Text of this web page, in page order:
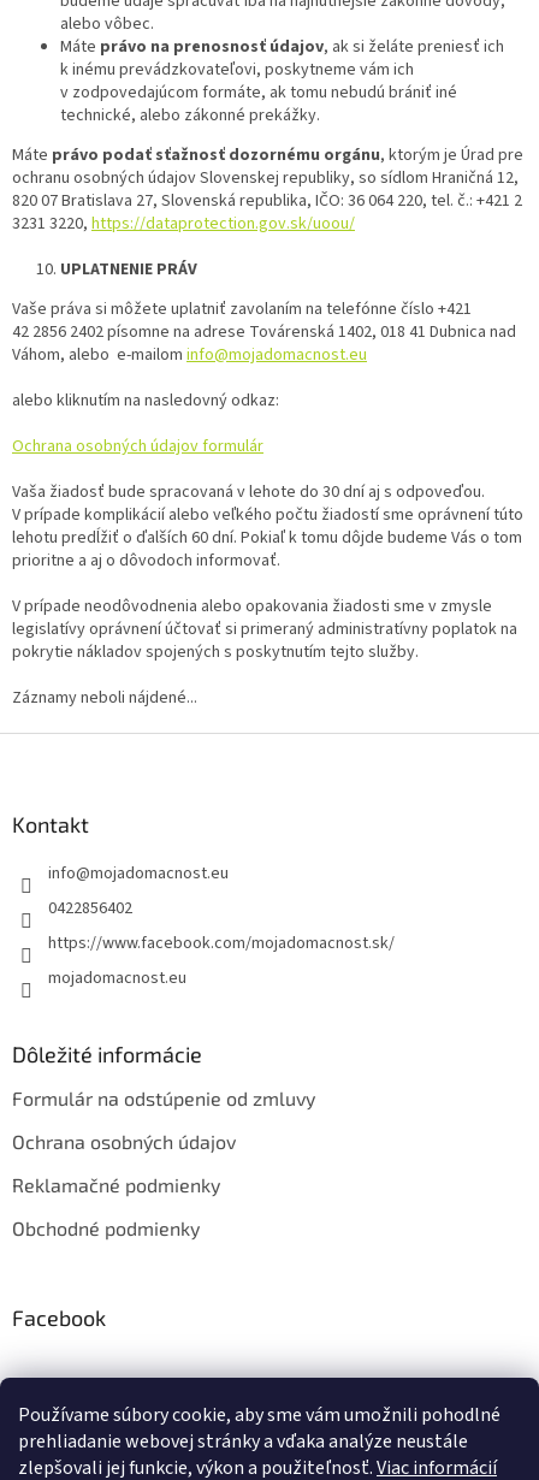
Používame súbory cookie, aby sme vám umožnili pohodlné
prehliadanie webovej stránky a vďaka analýze neustále
zlepšovali jej funkcie, výkon a použiteľnosť.Viac informácií
alebo vôbec.
Máte právo na prenosnosť údajov, ak si želáte preniesť ich
k inému prevádzkovateľovi, poskytneme vám ich
v zodpovedajúcom formáte, ak tomu nebudú brániť iné
technické, alebo zákonné prekážky.
Máte právo podať sťažnosť dozornému orgánu, ktorým je Úrad pre
ochranu osobných údajov Slovenskej republiky, so sídlom Hraničná 12,
820 07 Bratislava 27, Slovenská republika, IČO: 36 064 220, tel. č.: +421 2
3231 3220, https://dataprotection.gov.sk/uoou/
UPLATNENIE PRÁV
Vaše práva si môžete uplatniť zavolaním na telefónne číslo +421
42 2856 2402 písomne na adrese Továrenská 1402, 018 41 Dubnica nad
Váhom, alebo e-mailom info@mojadomacnost.eu
alebo kliknutím na nasledovný odkaz:
Ochrana osobných údajov formulár
Vaša žiadosť bude spracovaná v lehote do 30 dní aj s odpoveďou.
V prípade komplikácií alebo veľkého počtu žiadostí sme oprávnení túto
lehotu predĺžiť o ďalších 60 dní. Pokiaľ k tomu dôjde budeme Vás o tom
prioritne a aj o dôvodoch informovať.
V prípade neodôvodnenia alebo opakovania žiadosti sme v zmysle
legislatívy oprávnení účtovať si primeraný administratívny poplatok na
pokrytie nákladov spojených s poskytnutím tejto služby.
Záznamy neboli nájdené...
Kontakt
info@mojadomacnost.eu
0422856402
https://www.facebook.com/mojadomacnost.sk/
mojadomacnost.eu
Dôležité informácie
Formulár na odstúpenie od zmluvy
Ochrana osobných údajov
Reklamačné podmienky
Obchodné podmienky
Facebook
Instagram